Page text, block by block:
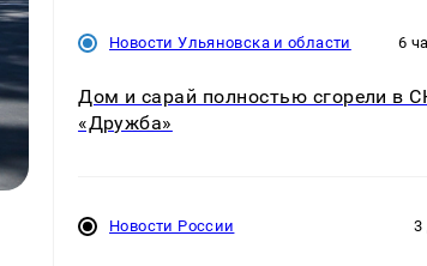
Новости Ульяновска и области 6
Дом и сарай полностью сгорели в
«Дружба»
Новости России 3